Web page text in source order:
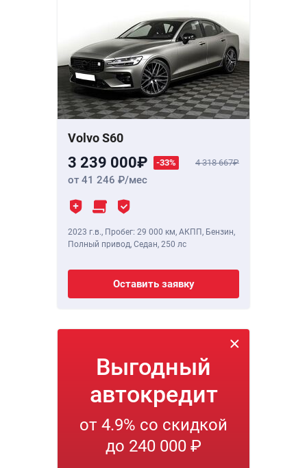
Volvo S60
3 239 000 -33% 4 318 667
от 41 246 /мес
2023 г.в., Пробег: 29 000 км, АКПП, Бензин,
Полный привод, Седан, 250 лс
Оставить заявку
Выгодный
автокредит
от 4.9% со скидкой
до 240 000 ₽